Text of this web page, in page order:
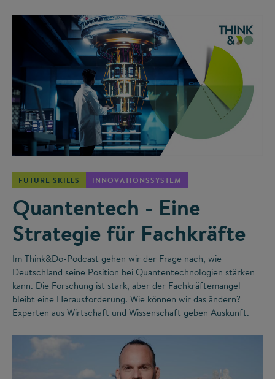
FUTURE SKILLS INNOVATIONSSYSTEM
Quantentech - Eine
Strategie für Fachkräfte
Im Think&Do-Podcast gehen wir der Frage nach, wie
Deutschland seine Position bei Quantentechnologien stärken
kann. Die Forschung ist stark, aber der Fachkräftemangel
bleibt eine Herausforderung. Wie können wir das ändern?
Experten aus Wirtschaft und Wissenschaft geben Auskunft.